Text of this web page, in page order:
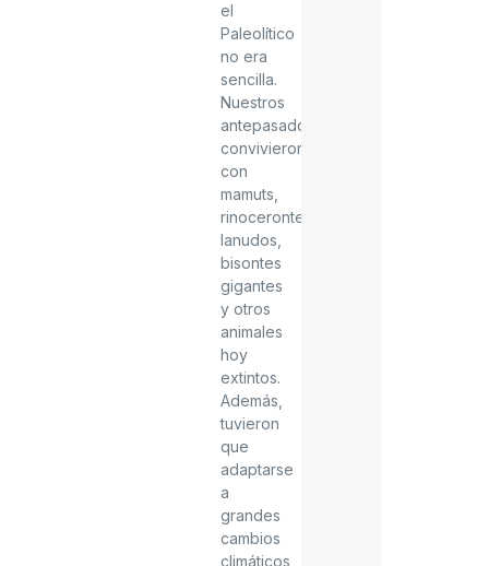
el
Paleolítico
no era
sencilla.
Nuestros
antepasados
convivieron
con
mamuts,
rinocerontes
lanudos,
bisontes
gigantes
y otros
animales
hoy
extintos.
Además,
tuvieron
que
adaptarse
a
grandes
cambios
climáticos